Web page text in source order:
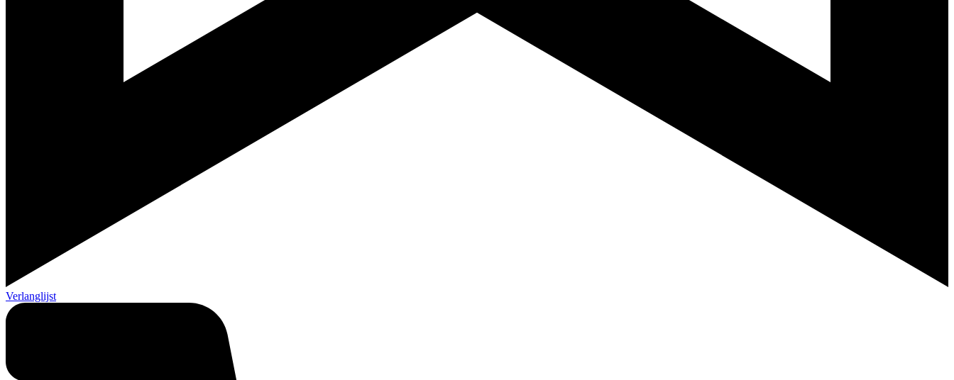
Verlanglijst